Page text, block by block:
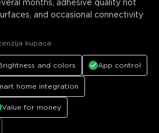
months, adhesive quality not
and occasional connectivity
kupaca
and colors App control
home integration
Value for money